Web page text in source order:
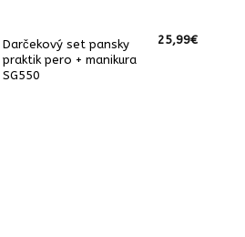
Darčekový set pansky
praktik pero + manikura
SG550
25,99€